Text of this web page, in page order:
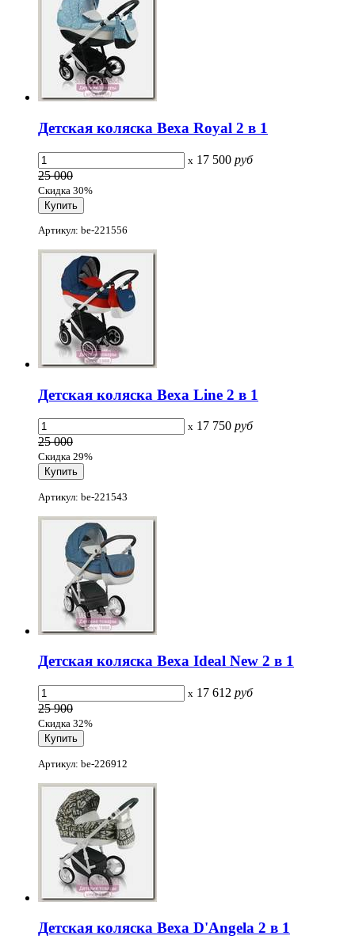
Детская коляска Bexa Royal 2 в 1
x 17 500 руб
25 000
Скидка 30%
Артикул: be-221556
Детская коляска Bexa Line 2 в 1
x 17 750 руб
25 000
Скидка 29%
Артикул: be-221543
Детская коляска Bexa Ideal New 2 в 1
x 17 612 руб
25 900
Скидка 32%
Артикул: be-226912
Детская коляска Bexa D'Angela 2 в 1